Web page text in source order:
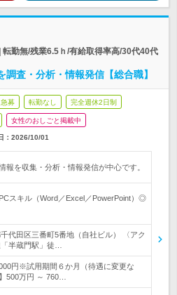
勤無/残業6.5ｈ/有給取得率高/30代40代
査・分析・情報発信【総合職】
急募 転勤なし 完全週休2日制
女性のおしごと掲載中
： 2026/10/01
報を収集・分析・情報発信が中心です。
スキル（Word／Excel／PowerPoint）◎
代田区三番町5番地（自社ビル） 〈アク
半蔵門駅」徒…
円※試用期間６か月（待遇に変更な
500万円 ～ 760…